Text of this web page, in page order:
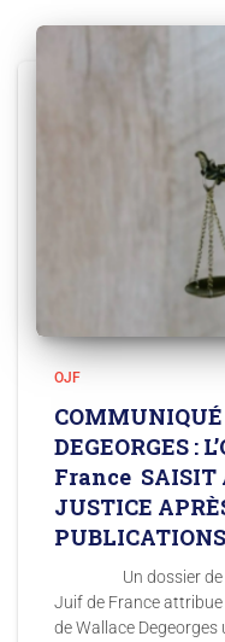
OJF
COMMUNIQUÉ
DEGEORGES :
France SAISIT
JUSTICE
Un dossier de
Juif de France
de Wallace